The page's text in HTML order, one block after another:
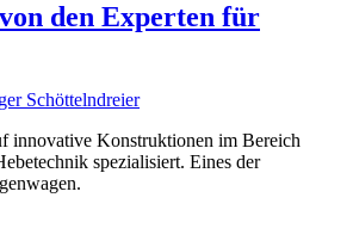
den Experten für
Schöttelndreier
innovative Konstruktionen im Bereich
spezialisiert. Eines der